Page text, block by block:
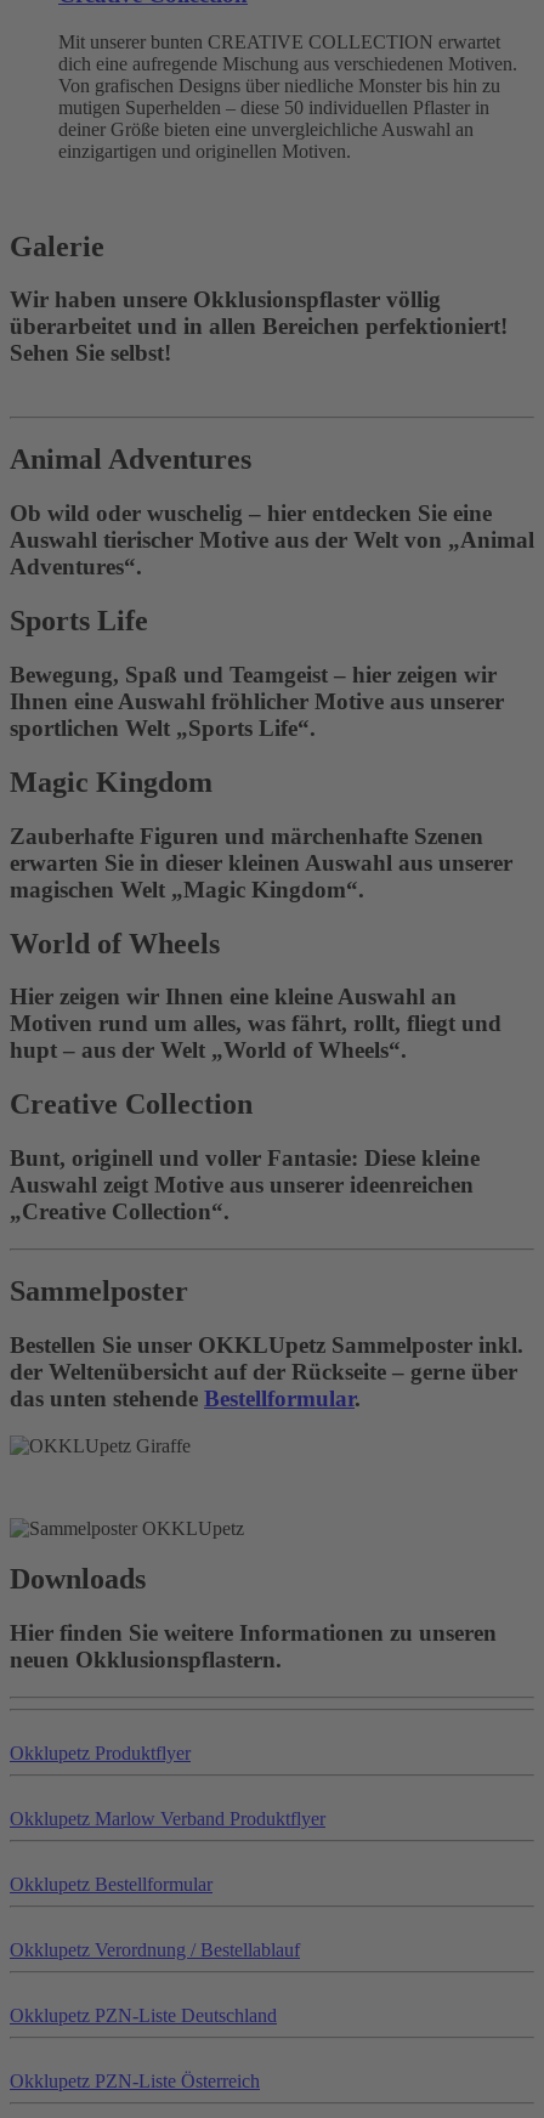
Mit unserer bunten CREATIVE COLLECTION erwartet
dich eine aufregende Mischung aus verschiedenen Motiven.
Von grafischen Designs über niedliche Monster bis hin zu
mutigen Superhelden – diese 50 individuellen Pflaster in
deiner Größe bieten eine unvergleichliche Auswahl an
einzigartigen und originellen Motiven.
Galerie
Wir haben unsere Okklusionspflaster völlig
überarbeitet und in allen Bereichen perfektioniert!
Sehen Sie selbst!
Animal Adventures
Ob wild oder wuschelig – hier entdecken Sie eine
Auswahl tierischer Motive aus der Welt von „Animal
Adventures“.
Sports Life
Bewegung, Spaß und Teamgeist – hier zeigen wir
Ihnen eine Auswahl fröhlicher Motive aus unserer
sportlichen Welt „Sports Life“.
Magic Kingdom
Zauberhafte Figuren und märchenhafte Szenen
erwarten Sie in dieser kleinen Auswahl aus unserer
magischen Welt „Magic Kingdom“.
World of Wheels
Hier zeigen wir Ihnen eine kleine Auswahl an
Motiven rund um alles, was fährt, rollt, fliegt und
hupt – aus der Welt „World of Wheels“.
Creative Collection
Bunt, originell und voller Fantasie: Diese kleine
Auswahl zeigt Motive aus unserer ideenreichen
„Creative Collection“.
Sammelposter
Bestellen Sie unser OKKLUpetz Sammelposter inkl.
der Weltenübersicht auf der Rückseite – gerne über
das unten stehende Bestellformular.
Downloads
Hier finden Sie weitere Informationen zu unseren
neuen Okklusionspflastern.
Okklupetz Produktflyer
Okklupetz Marlow Verband Produktflyer
Okklupetz Bestellformular
Okklupetz Verordnung / Bestellablauf
Okklupetz PZN-Liste Deutschland
Okklupetz PZN-Liste Österreich